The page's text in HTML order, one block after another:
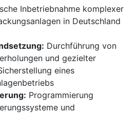
Inbetriebnahme komplexer
in Deutschland
Durchführung von
und gezielter
eines
Programmierung
und